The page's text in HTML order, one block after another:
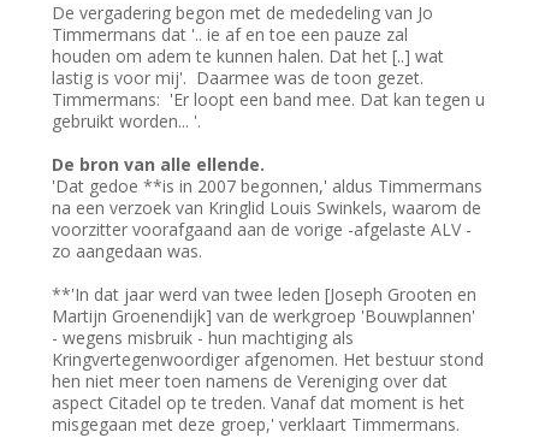
De vergadering begon met de mededeling van Jo
Timmermans dat '.. ie af en toe een pauze zal
houden om adem te kunnen halen. Dat het [..] wat
lastig is voor mij'. Daarmee was de toon gezet.
Timmermans: 'Er loopt een band mee. Dat kan tegen u
gebruikt worden... '.
De bron van alle ellende.
'Dat gedoe **is in 2007 begonnen,' aldus Timmermans
na een verzoek van Kringlid Louis Swinkels, waarom de
voorzitter voorafgaand aan de vorige -afgelaste ALV -
zo aangedaan was.
**'In dat jaar werd van twee leden [Joseph Grooten en
Martijn Groenendijk] van de werkgroep 'Bouwplannen'
- wegens misbruik - hun machtiging als
Kringvertegenwoordiger afgenomen. Het bestuur stond
hen niet meer toen namens de Vereniging over dat
aspect Citadel op te treden. Vanaf dat moment is het
misgegaan met deze groep,' verklaart Timmermans.